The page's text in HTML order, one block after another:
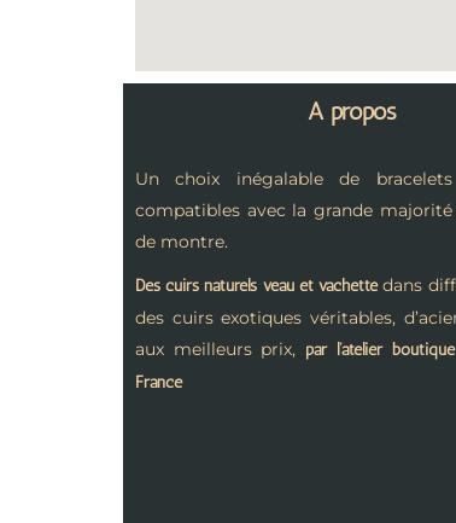
A propos
Un choix inégalable de
compatibles avec la grande
de montre.
Des cuirs naturels veau et vachettedans
des cuirs exotiques véritables,
aux meilleurs prix, par l’atelier
France